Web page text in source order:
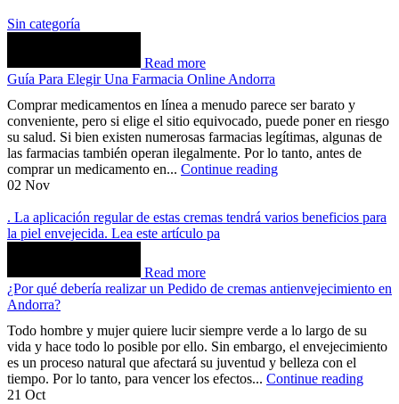
Sin categoría
Read more
Guía Para Elegir Una Farmacia Online Andorra
Comprar medicamentos en línea a menudo parece ser barato y
conveniente, pero si elige el sitio equivocado, puede poner en riesgo
su salud. Si bien existen numerosas farmacias legítimas, algunas de
las farmacias también operan ilegalmente. Por lo tanto, antes de
comprar un medicamento en... Continue reading
02 Nov
. La aplicación regular de estas cremas tendrá varios beneficios para
la piel envejecida. Lea este artículo pa
Read more
¿Por qué debería realizar un Pedido de cremas antienvejecimiento en
Andorra?
Todo hombre y mujer quiere lucir siempre verde a lo largo de su
vida y hace todo lo posible por ello. Sin embargo, el envejecimiento
es un proceso natural que afectará su juventud y belleza con el
tiempo. Por lo tanto, para vencer los efectos... Continue reading
21 Oct